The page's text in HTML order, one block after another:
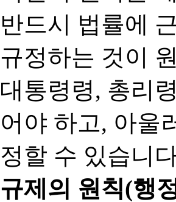
반드시 법률에
규정하는 것이
대통령령, 총리
어야 하고, 아울
정할 수 있습니
규제의 원칙(행